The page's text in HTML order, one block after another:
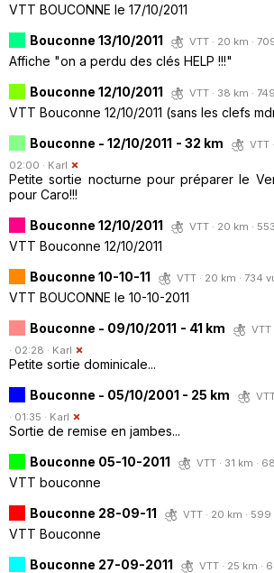
VTT BOUCONNE le 17/10/2011
Bouconne 13/10/2011
VTT · 20 km ·
Affiche "on a perdu des clés HELP !!!"
Bouconne 12/10/2011
VTT · 38 km ·
VTT Bouconne 12/10/2011 (sans les clefs
Bouconne - 12/10/2011 - 32 km
VTT
02:00 · Karl
Petite sortie nocturne pour préparer le
pour Caro!!!
Bouconne 12/10/2011
VTT · 20 km ·
VTT Bouconne 12/10/2011
Bouconne 10-10-11
VTT · 20 km · 734
VTT BOUCONNE le 10-10-2011
Bouconne - 09/10/2011 - 41 km
VTT
· 02:28 · Karl
Petite sortie dominicale...
Bouconne - 05/10/2001 - 25 km
· 01:35 · Karl
Sortie de remise en jambes...
Bouconne 05-10-2011
VTT · 31 km ·
VTT bouconne
Bouconne 28-09-11
VTT · 20 km ·
VTT Bouconne
Bouconne 27-09-2011
VTT · 25 km ·